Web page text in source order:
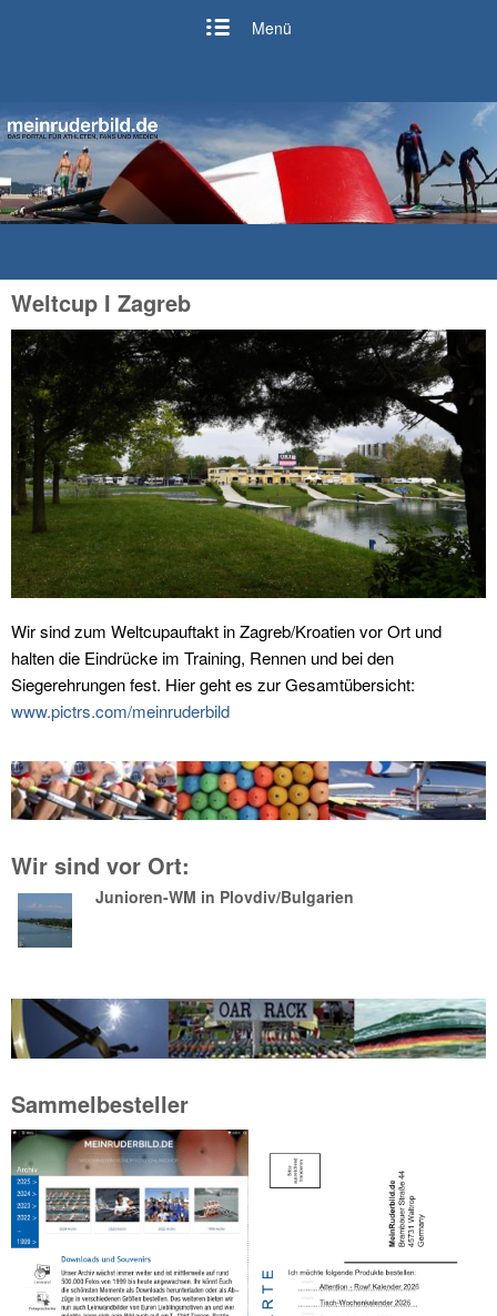
Menü
Weltcup I Zagreb
Wir sind zum Weltcupauftakt in Zagreb/Kroatien vor Ort und
halten die Eindrücke im Training, Rennen und bei den
Siegerehrungen fest. Hier geht es zur Gesamtübersicht:
www.pictrs.com/meinruderbild
Wir sind vor Ort:
Junioren-WM in Plovdiv/Bulgarien
Sammelbesteller